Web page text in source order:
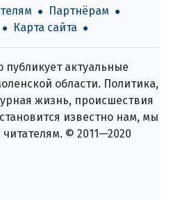
Партнёрам
Карта сайта
публикует актуальные
области. Политика,
жизнь, происшествия
известно нам, мы
© 2011—2020